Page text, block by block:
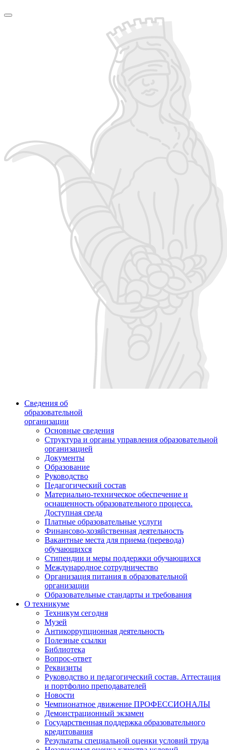
Сведения об
образовательной
организации
Основные сведения
Структура и органы управления образовательной
организацией
Документы
Образование
Руководство
Педагогический состав
Материально-техническое обеспечение и
оснащенность образовательного процесса.
Доступная среда
Платные образовательные услуги
Финансово-хозяйственная деятельность
Вакантные места для приема (перевода)
обучающихся
Стипендии и меры поддержки обучающихся
Международное сотрудничество
Организация питания в образовательной
организации
Образовательные стандарты и требования
О техникуме
Техникум сегодня
Музей
Антикоррупционная деятельность
Полезные ссылки
Библиотека
Вопрос-ответ
Реквизиты
Руководство и педагогический состав. Аттестация
и портфолио преподавателей
Новости
Чемпионатное движение ПРОФЕССИОНАЛЫ
Демонстрационный экзамен
Государственная поддержка образовательного
кредитования
Результаты специальной оценки условий труда